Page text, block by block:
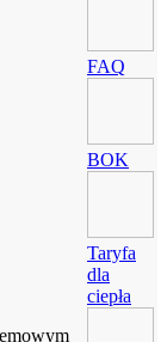
FAQ
BOK
Taryfa
dla
ciepła